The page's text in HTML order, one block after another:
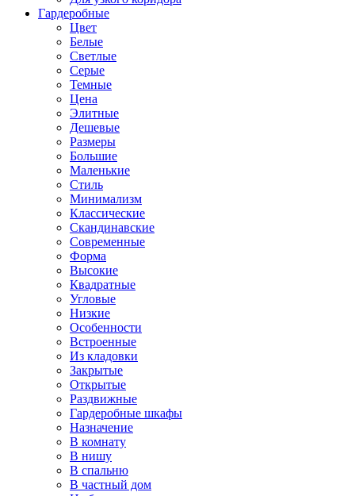
Гардеробные
Цвет
Белые
Светлые
Серые
Темные
Цена
Элитные
Дешевые
Размеры
Большие
Маленькие
Стиль
Минимализм
Классические
Скандинавские
Современные
Форма
Высокие
Квадратные
Угловые
Низкие
Особенности
Встроенные
Из кладовки
Закрытые
Открытые
Раздвижные
Гардеробные шкафы
Назначение
В комнату
В нишу
В спальню
В частный дом